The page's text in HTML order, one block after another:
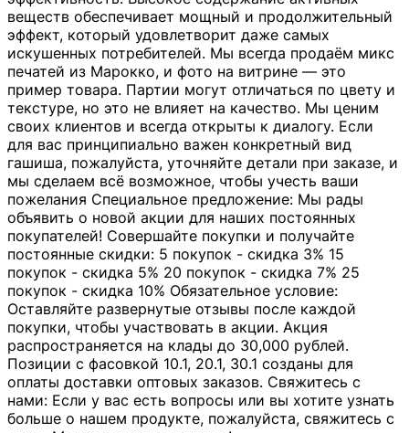
веществ обеспечивает мощный и продолжительный
эффект, который удовлетворит даже самых
искушенных потребителей. Мы всегда продаём микс
печатей из Марокко, и фото на витрине — это
пример товара. Партии могут отличаться по цвету и
текстуре, но это не влияет на качество. Мы ценим
своих клиентов и всегда открыты к диалогу. Если
для вас принципиально важен конкретный вид
гашиша, пожалуйста, уточняйте детали при заказе, и
мы сделаем всё возможное, чтобы учесть ваши
пожелания Специальное предложение: Мы рады
объявить о новой акции для наших постоянных
покупателей! Совершайте покупки и получайте
постоянные скидки: 5 покупок - скидка 3% 15
покупок - скидка 5% 20 покупок - скидка 7% 25
покупок - скидка 10% Обязательное условие:
Оставляйте развернутые отзывы после каждой
покупки, чтобы участвовать в акции. Акция
распространяется на клады до 30,000 рублей.
Позиции с фасовкой 10.1, 20.1, 30.1 созданы для
оплаты доставки оптовых заказов. Свяжитесь с
нами: Если у вас есть вопросы или вы хотите узнать
больше о нашем продукте, пожалуйста, свяжитесь с